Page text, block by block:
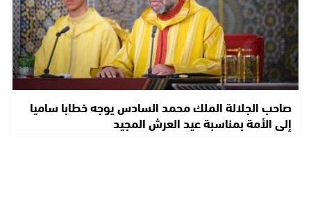
صاحب الجلالة الملك محمد السادس يوجه خطابا ساميا
إلى الأمة بمناسبة عيد العرش المجيد